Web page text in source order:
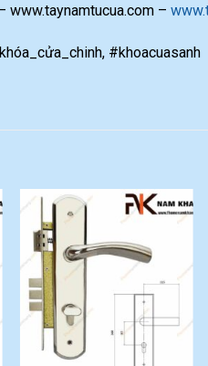
www.taynamtucua.com –
#khoacuasanh